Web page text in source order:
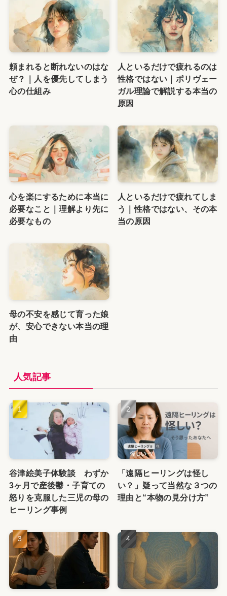
頼まれると断れないのはな
ぜ？｜人を優先してしまう
心の仕組み
人といるだけで疲れるのは
性格ではない｜ポリヴェー
ガル理論で解説する本当の
原因
心を楽にするために本当に
必要なこと｜理解より先に
必要なもの
人といるだけで疲れてしま
う｜性格ではない、その本
当の原因
母の不安を感じて育った娘
が、安心できない本当の理
由
人気記事
谷津絵美子体験談 わずか
3ヶ月で産後鬱・子育ての
怒りを克服した三児の母の
ヒーリング事例
「遠隔ヒーリングは怪し
い？」疑って当然な３つの
理由と“本物の見分け方”